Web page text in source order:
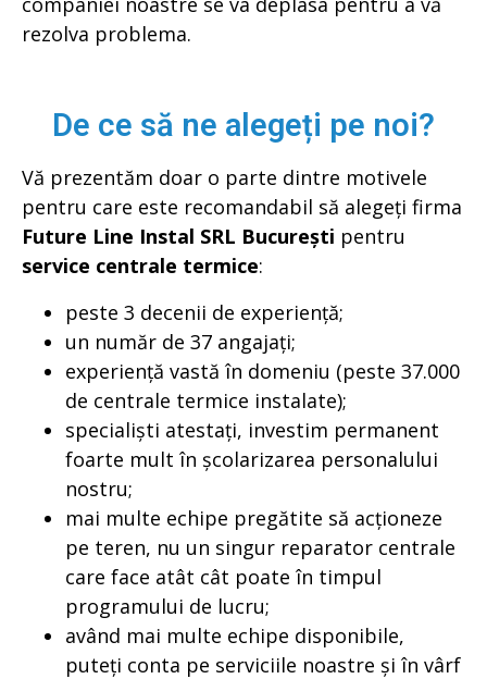
rezolva problema.
De ce să ne alegeți pe noi?
Vă prezentăm doar o parte dintre motivele
pentru care este recomandabil să alegeți firma
Future Line Instal SRL București pentru
service centrale termice:
peste 3 decenii de experiență;
un număr de 37 angajați;
experiență vastă în domeniu (peste 37.000
de centrale termice instalate);
specialiști atestați, investim permanent
foarte mult în școlarizarea personalului
nostru;
mai multe echipe pregătite să acționeze
pe teren, nu un singur reparator centrale
care face atât cât poate în timpul
programului de lucru;
având mai multe echipe disponibile,
puteți conta pe serviciile noastre și în vârf